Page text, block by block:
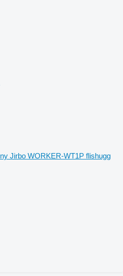
ny Jirbo WORKER-WT1P flishugg